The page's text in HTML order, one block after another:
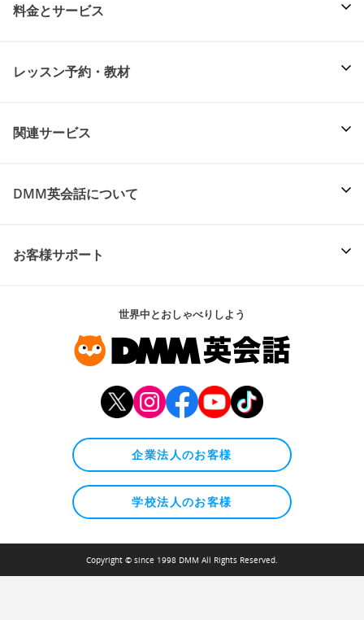
料金とサービス
レッスン予約・教材
関連サービス
DMM英会話について
お客様サポート
世界中とおしゃべりしよう
企業法人のお客様
学校法人のお客様
Copyright © since 1998 DMM All Rights Reserved.